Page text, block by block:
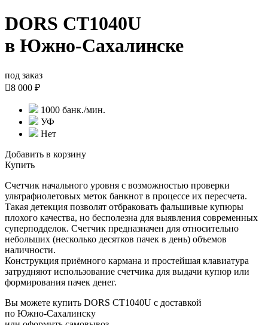
DORS CT1040U
в Южно-Сахалинске
под заказ
8 000 ₽
1000 банк./мин.
УФ
Нет
Добавить в корзину
Купить
Счетчик начального уровня с возможностью проверки
ультрафиолетовых меток банкнот в процессе их пересчета.
Такая детекция позволят отбраковать фальшивые купюры
плохого качества, но бесполезна для выявления современных
суперподделок. Счетчик предназначен для относительно
небольших (несколько десятков пачек в день) объемов
наличности.
Конструкция приёмного кармана и простейшая клавиатура
затрудняют использование счетчика для выдачи купюр или
формирования пачек денег.
Вы можете купить DORS CT1040U с доставкой
по Южно-Сахалинску